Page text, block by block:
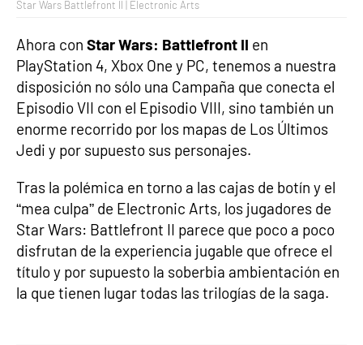
Star Wars Battlefront II | Electronic Arts
Ahora con Star Wars: Battlefront II en
PlayStation 4, Xbox One y PC, tenemos a nuestra
disposición no sólo una Campaña que conecta el
Episodio VII con el Episodio VIII, sino también un
enorme recorrido por los mapas de Los Últimos
Jedi y por supuesto sus personajes.
Tras la polémica en torno a las cajas de botín y el
“mea culpa” de Electronic Arts, los jugadores de
Star Wars: Battlefront II parece que poco a poco
disfrutan de la experiencia jugable que ofrece el
título y por supuesto la soberbia ambientación en
la que tienen lugar todas las trilogías de la saga.